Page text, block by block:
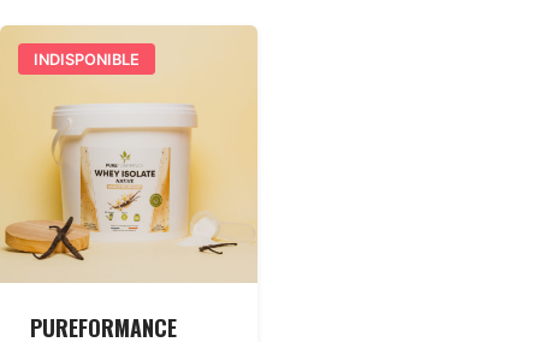
INDISPONIBLE
PUREFORMANCE